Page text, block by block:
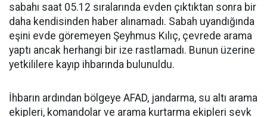
sabahı saat 05.12 sıralarında evden çıktıktan sonra bir
daha kendisinden haber alınamadı. Sabah uyandığında
eşini evde göremeyen Şeyhmus Kılıç, çevrede arama
yaptı ancak herhangi bir ize rastlamadı. Bunun üzerine
yetkililere kayıp ihbarında bulunuldu.
İhbarın ardından bölgeye AFAD, jandarma, su altı arama
ekipleri, komandolar ve arama kurtarma ekipleri sevk